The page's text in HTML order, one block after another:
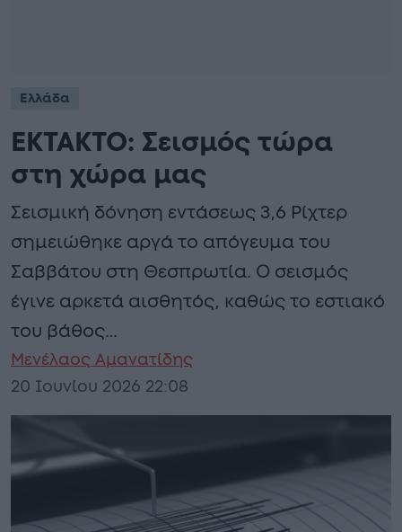
Ελλάδα
ΕΚΤΑΚΤΟ: Σεισμός τώρα
στη χώρα μας
Σεισμική δόνηση εντάσεως 3,6 Ρίχτερ
σημειώθηκε αργά το απόγευμα του
Σαββάτου στη Θεσπρωτία. Ο σεισμός
έγινε αρκετά αισθητός, καθώς το εστιακό
του βάθος…
Μενέλαος Αμανατίδης
20 Ιουνίου 2026 22:08